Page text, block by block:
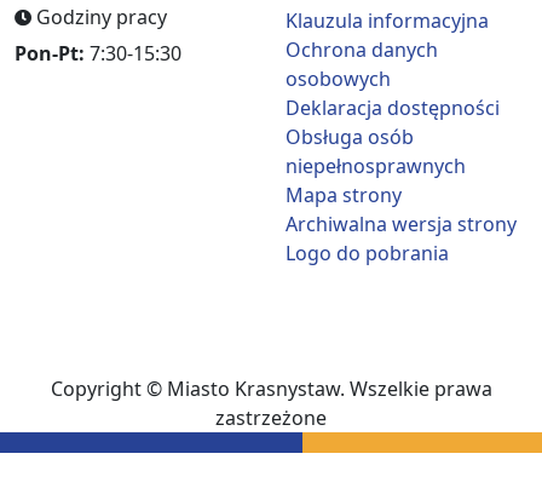
Godziny pracy
Pon-Pt: 7:30-15:30
Klauzula informacyjna
Ochrona danych
osobowych
Deklaracja dostępności
Obsługa osób
niepełnosprawnych
Mapa strony
Archiwalna wersja strony
Logo do pobrania
Copyright © Miasto Krasnystaw. Wszelkie prawa
zastrzeżone